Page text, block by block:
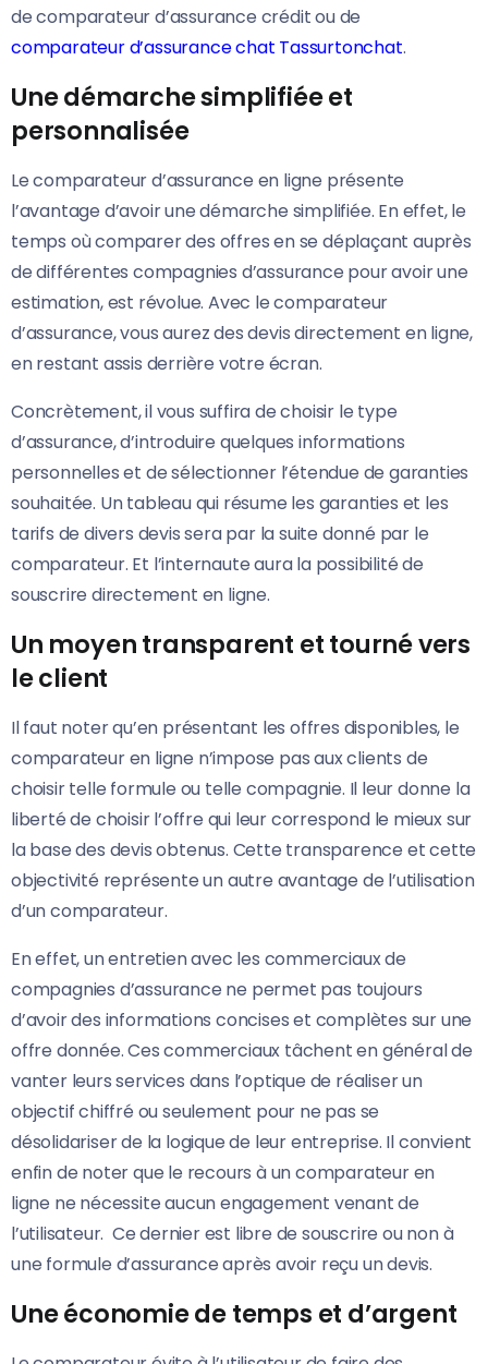
de comparateur d’assurance crédit ou de
comparateur d’assurance chat Tassurtonchat.
Une démarche simplifiée et
personnalisée
Le comparateur d’assurance en ligne présente
l’avantage d’avoir une démarche simplifiée. En effet, le
temps où comparer des offres en se déplaçant auprès
de différentes compagnies d’assurance pour avoir une
estimation, est révolue. Avec le comparateur
d’assurance, vous aurez des devis directement en ligne,
en restant assis derrière votre écran.
Concrètement, il vous suffira de choisir le type
d’assurance, d’introduire quelques informations
personnelles et de sélectionner l’étendue de garanties
souhaitée. Un tableau qui résume les garanties et les
tarifs de divers devis sera par la suite donné par le
comparateur. Et l’internaute aura la possibilité de
souscrire directement en ligne.
Un moyen transparent et tourné vers
le client
Il faut noter qu’en présentant les offres disponibles, le
comparateur en ligne n’impose pas aux clients de
choisir telle formule ou telle compagnie. Il leur donne la
liberté de choisir l’offre qui leur correspond le mieux sur
la base des devis obtenus. Cette transparence et cette
objectivité représente un autre avantage de l’utilisation
d’un comparateur.
En effet, un entretien avec les commerciaux de
compagnies d’assurance ne permet pas toujours
d’avoir des informations concises et complètes sur une
offre donnée. Ces commerciaux tâchent en général de
vanter leurs services dans l’optique de réaliser un
objectif chiffré ou seulement pour ne pas se
désolidariser de la logique de leur entreprise. Il convient
enfin de noter que le recours à un comparateur en
ligne ne nécessite aucun engagement venant de
l’utilisateur. Ce dernier est libre de souscrire ou non à
une formule d’assurance après avoir reçu un devis.
Une économie de temps et d’argent